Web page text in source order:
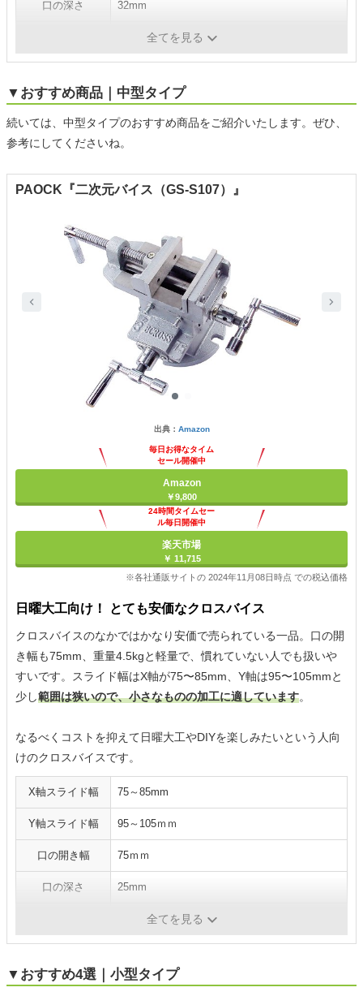
口の深さ 32mm
12.7kg全てを見る
▼おすすめ商品｜中型タイプ
続いては、中型タイプのおすすめ商品をご紹介いたします。ぜひ、
参考にしてくださいね。
PAOCK『二次元バイス（GS-S107）』
出典： Amazon
毎日お得なタイム
セール開催中
Amazon
￥9,800
24時間タイムセー
ル毎日開催中
楽天市場
￥ 11,715
※各社通販サイトの 2024年11月08日時点 での税込価格
日曜大工向け！ とても安価なクロスバイス
クロスバイスのなかではかなり安価で売られている一品。口の開
き幅も75mm、重量4.5kgと軽量で、慣れていない人でも扱いや
すいです。スライド幅はX軸が75〜85mm、Y軸は95〜105mmと
少し範囲は狭いので、小さなものの加工に適しています。
なるべくコストを抑えて日曜大工やDIYを楽しみたいという人向
けのクロスバイスです。
X軸スライド幅 75～85mm
Y軸スライド幅 95～105ｍｍ
口の開き幅 75ｍｍ
口の深さ 25mm
全てを見る
▼おすすめ4選｜小型タイプ